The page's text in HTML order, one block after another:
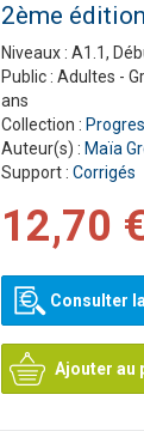
2ème édition
Niveaux : A1.1,
Public : Adultes -
ans
Collection :
Auteur(s) : Maïa
Support : Corrigés
12,70
Consulter
Ajouter au